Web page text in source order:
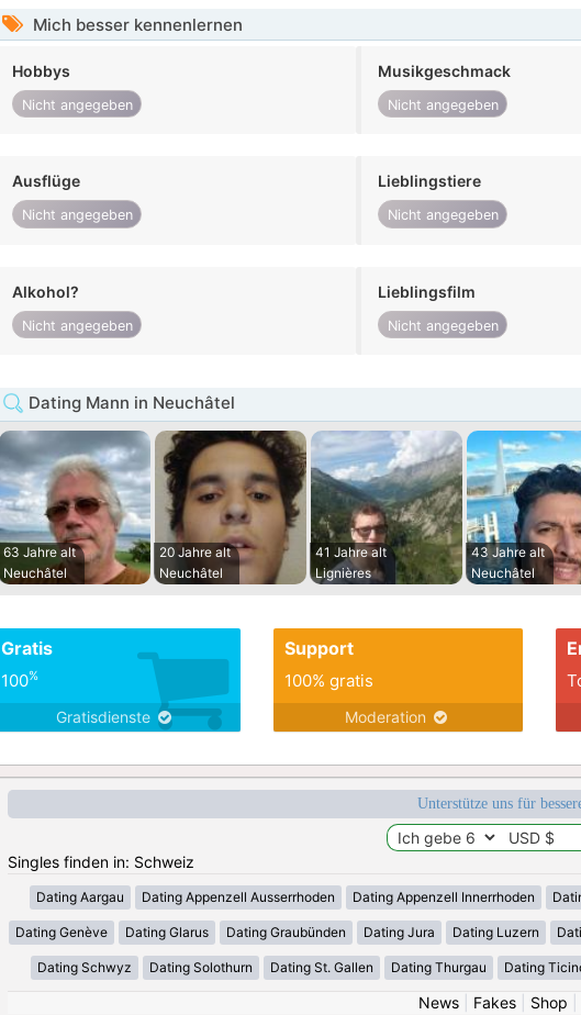
Mich besser kennenlernen
Hobbys
Nicht angegeben
Musikgeschmack
Nicht angegeben
Ausflüge
Nicht angegeben
Lieblingstiere
Nicht angegeben
Alkohol?
Nicht angegeben
Lieblingsfilm
Nicht angegeben
Dating Mann in Neuchâtel
63 Jahre alt
Neuchâtel
20 Jahre alt
Neuchâtel
41 Jahre alt
Lignières
43 Jahre alt
Neuchâtel
Gratis
100%
Gratisdienste
Support
100% gratis
Moderation
Unterstütze uns für
Singles finden in: Schweiz
Dating Aargau Dating Appenzell Ausserrhoden Dating Appenzell Innerrhoden
Dating Genève Dating Glarus Dating Graubünden Dating Jura Dating Luzern
Dating Schwyz Dating Solothurn Dating St. Gallen Dating Thurgau Dating
News| Fakes| Shop